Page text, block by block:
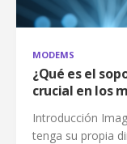
MODEMS
¿Qué es el
crucial en los
Introducción
tenga su propia